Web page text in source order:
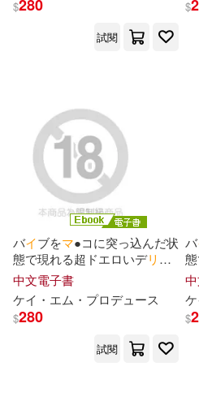
山村うみ(2) 川原礫
斧カナ(2) 時野洋
木下ひまり(2)
東磨樹(2) 染宮すず
柴崎しょうじ(2)
ワニブッ
合同會社スマイルファク
大日本繪畫(1) 学
家の光協会(1) 小
幻冬舎コミックス(1)
悅知文化(1) 文藝春
日本テレビサービス(1)
$280
試閱
$
バイブをマ●コに突っ込んだ状
態で現れる超ドエロいデリ ヘ
ル2 Episode.02 (電子書)
中文電子書
ケイ ・エム・プロデュ ース
$280
試閱
バ
ケ
$